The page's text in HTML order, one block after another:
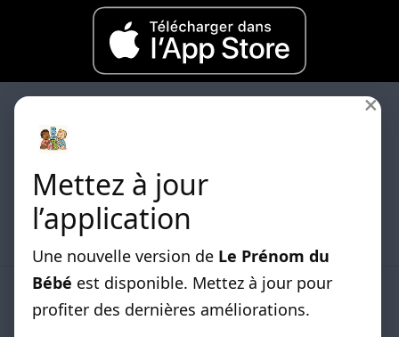
×
Mettez à jour
l’application
Une nouvelle version de Le Prénom du
Bébé est disponible. Mettez à jour pour
profiter des dernières améliorations.
Les differentes listes de prénoms classées par
origines sont disponibles.
LISTE DE PRENOMS